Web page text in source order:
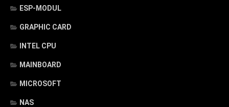
ESP-MODUL
GRAPHIC CARD
INTEL CPU
MAINBOARD
MICROSOFT
NAS